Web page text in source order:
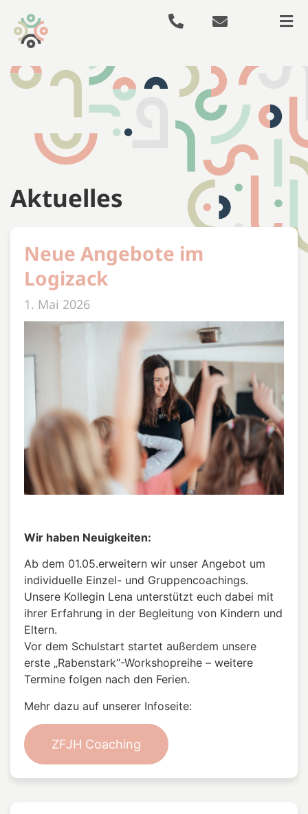
Aktuelles
Neue Angebote im
Logizack
1. Mai 2026
Wir haben Neuigkeiten:
Ab dem 01.05.erweitern wir unser Angebot um
individuelle Einzel- und Gruppencoachings.
Unsere Kollegin Lena unterstützt euch dabei mit
ihrer Erfahrung in der Begleitung von Kindern und
Eltern.
Vor dem Schulstart startet außerdem unsere
erste „Rabenstark“-Workshopreihe – weitere
Termine folgen nach den Ferien.
Mehr dazu auf unserer Infoseite:
ZFJH Coaching